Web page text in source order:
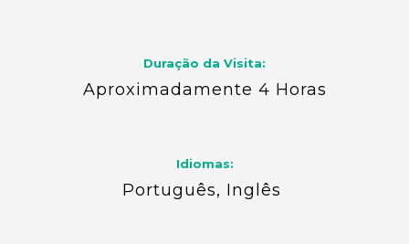
Duração da Visita:
Aproximadamente 4 Horas
Idiomas:
Português, Inglês